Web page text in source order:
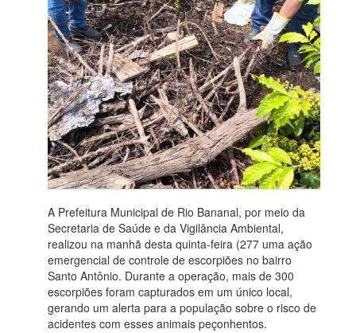
A Prefeitura Municipal de Rio Bananal, por meio da
Secretaria de Saúde e da Vigilância Ambiental,
realizou na manhã desta quinta-feira (277 uma ação
emergencial de controle de escorpiões no bairro
Santo Antônio. Durante a operação, mais de 300
escorpiões foram capturados em um único local,
gerando um alerta para a população sobre o risco de
acidentes com esses animais peçonhentos.